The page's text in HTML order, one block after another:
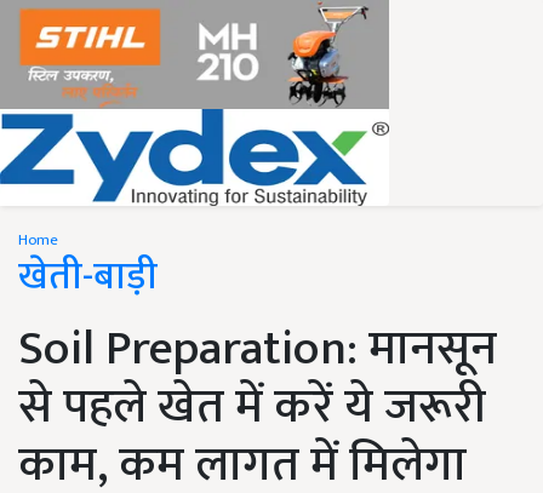
Home
खेती-बाड़ी
Soil Preparation: मानसून
से पहले खेत में करें ये जरूरी
काम, कम लागत में मिलेगा